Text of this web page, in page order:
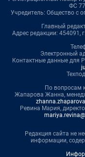
ФС
Учредитель: Общество с
Главный
Адрес редакции: 454091,
Электронный
Контактные данные для
По вопросам
Жапарова Жанна,
Ревина Мария,
Редакция сайта не
информации,